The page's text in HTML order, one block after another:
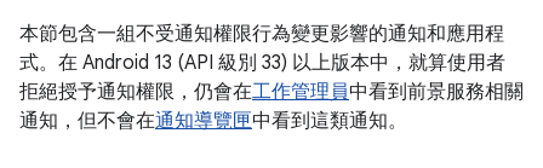
本節包含一組不受通知權限行為變更影響的通知和應用程
式。在 Android 13 (API 級別 33) 以上版本中，就算使用者
拒絕授予通知權限，仍會在工作管理員中看到前景服務相關
通知，但不會在通知導覽匣中看到這類通知。